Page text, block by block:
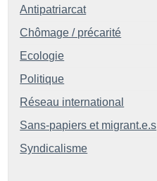
Antipatriarcat
Chômage / précarité
Ecologie
Politique
Réseau international
Sans-papiers et migrant.e.s
Syndicalisme